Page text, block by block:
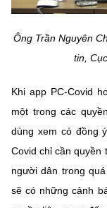
Ông Trần Nguyên
tin,
Khi app PC-Covid
một trong các
dùng xem có đồng
Covid chỉ cần quyền
người dân trong
sẽ có những cảnh